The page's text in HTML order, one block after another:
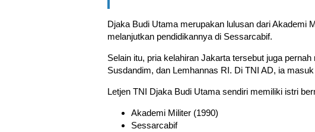
Djaka Budi Utama merupakan lulusan dari Akademi
melanjutkan pendidikannya di Sessarcabif.
Selain itu, pria kelahiran Jakarta tersebut juga
Susdandim, dan Lemhannas RI. Di TNI AD, ia
Letjen TNI Djaka Budi Utama sendiri memiliki istri
Akademi Militer (1990)
Sessarcabif